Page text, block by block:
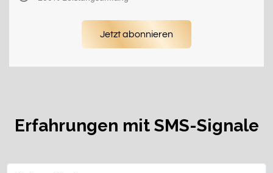
Jetzt abonnieren
Erfahrungen mit SMS-Signale